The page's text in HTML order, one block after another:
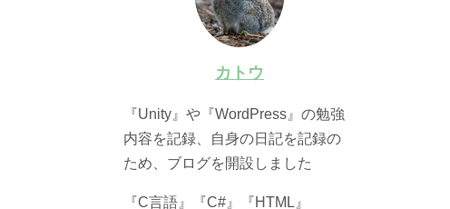
カトウ
『Unity』や『WordPress』の勉強
内容を記録、自身の日記を記録の
ため、ブログを開設しました
『C言語』『C#』『HTML』